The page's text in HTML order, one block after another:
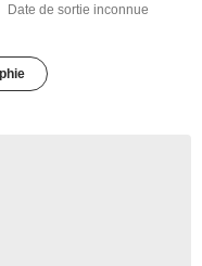
Date de sortie inconnue